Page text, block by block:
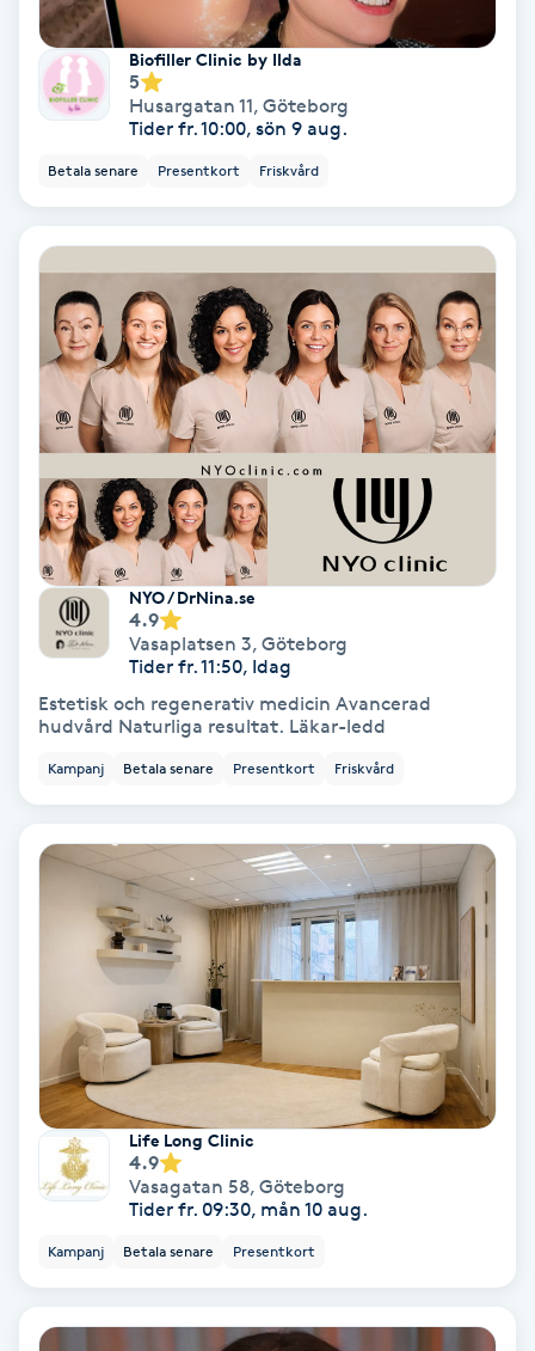
Klangmassage
Klippning
Klippning ungdom
Koppningsmassage
Kosmetisk tatuering
Kostrådgivning
Kroppsinpackning
Kroppspeeling
Käkledsbehandling
Kärlbehandling
Lashlift Keratin
LED-ljusterapi
Liktornar
LPG
LPG-behandling
LPG-massage
Luggklippning
Biofiller Clinic by Ilda
5
Husargatan 11, Göteborg
Tider fr. 10:00, sön 9 aug.
Betala senare Presentkort Friskvård
NYO / DrNina.se
4.9
Vasaplatsen 3, Göteborg
Tider fr. 11:50, Idag
Estetisk och regenerativ medicin Avancerad
hudvård Naturliga resultat. Läkar-ledd
Kampanj Betala senare Presentkort Friskvård
Life Long Clinic
4.9
Vasagatan 58, Göteborg
Tider fr. 09:30, mån 10 aug.
Kampanj Betala senare Presentkort